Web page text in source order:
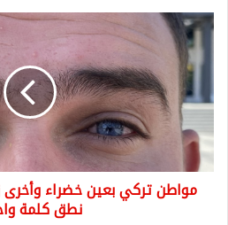
أوكرانية
بطريقة
مضحكة
وبنجو
من
الموت
مواطن
تركي
بعين
خضراء
وأخرى
زرقاء
يشرح
قصته
بدون
نطقمواطن تركي بعين خضراء
نطق كلمة